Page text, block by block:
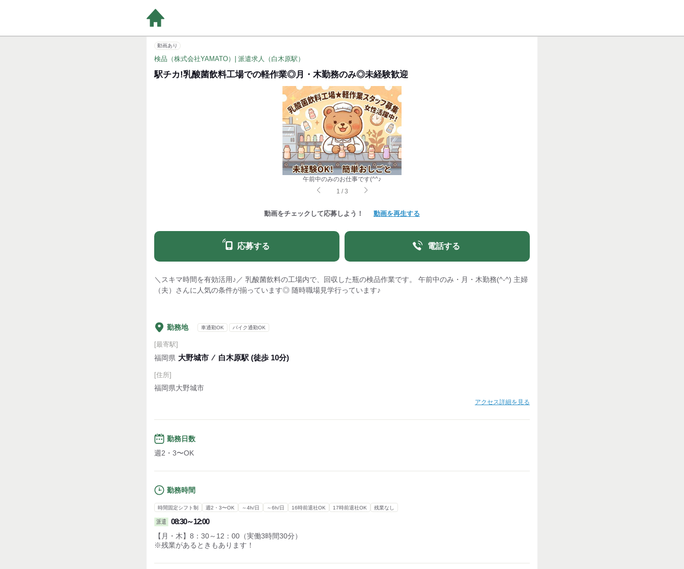
動画あり
検品（株式会社YAMATO）| 派遣求人（白木原駅）
駅チカ!乳酸菌飲料工場での軽作業◎月・木勤務のみ◎未経験歓迎
午前中のみのお仕事です(^^♪
1 /3
動画をチェックして応募しよう！ 動画を再生する
応募する 電話する
＼スキマ時間を有効活用♪／ 乳酸菌飲料の工場内で、回収した瓶の検品作業です。 午前中のみ・月・木勤務(^-^) 主婦
（夫）さんに人気の条件が揃っています◎ 随時職場見学行っています♪
勤務地 車通勤OK バイク通勤OK
[最寄駅]
福岡県 大野城市 ⁄ 白木原駅 (徒歩 10分)
[住所]
福岡県大野城市
アクセス詳細を見る
勤務日数
週2・3〜OK
勤務時間
時間固定シフト制 週2・3〜OK ～4h/日 ～6h/日 16時前退社OK 17時前退社OK 残業なし
派遣 08:30～12:00
【月・木】8：30～12：00（実働3時間30分）
※残業があるときもあります！